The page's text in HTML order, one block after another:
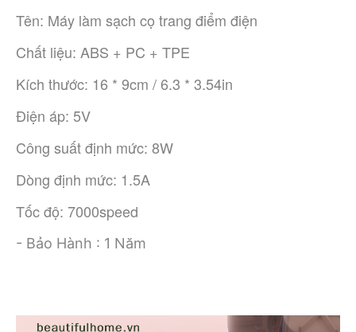
Tên: Máy làm sạch cọ trang điểm điện
Chất liệu: ABS + PC + TPE
Kích thước: 16 * 9cm / 6.3 * 3.54in
Điện áp: 5V
Công suất định mức: 8W
Dòng định mức: 1.5A
Tốc độ: 7000speed
- Bảo Hành : 1 Năm